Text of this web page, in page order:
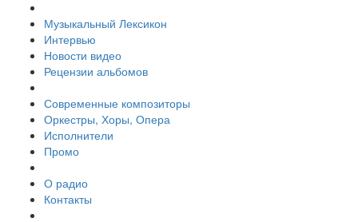
Музыкальный Лексикон
Интервью
Новости видео
Рецензии альбомов
Современные композиторы
Оркестры, Хоры, Опера
Исполнители
Промо
О радио
Контакты